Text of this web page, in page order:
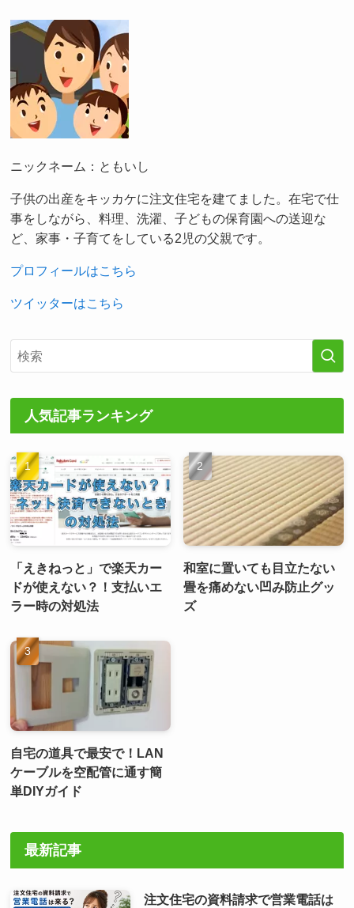
ニックネーム：ともいし
子供の出産をキッカケに注文住宅を建てました。在宅で仕
事をしながら、料理、洗濯、子どもの保育園への送迎な
ど、家事・子育てをしている2児の父親です。
プロフィールはこちら
ツイッターはこちら
人気記事ランキング
「えきねっと」で楽天カー
ドが使えない？！支払いエ
ラー時の対処法
和室に置いても目立たない
畳を痛めない凹み防止グッ
ズ
自宅の道具で最安で！LAN
ケーブルを空配管に通す簡
単DIYガイド
最新記事
注文住宅の資料請求で営業電話は